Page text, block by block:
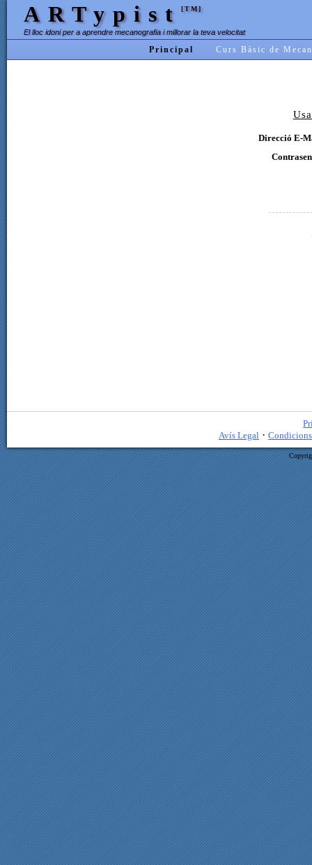
ARTypist [TM]
El lloc idoni per a aprendre mecanografia i millorar la teva velocitat
Principal Curs Bàsic de
Direcció E-
Avís Legal ·